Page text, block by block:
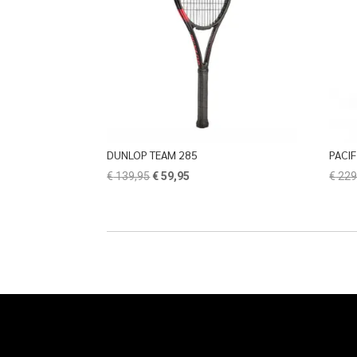
DUNLOP TEAM 285
€139,95Oorspronkelijke
€59,95 €